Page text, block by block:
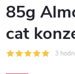
85g
cat
3